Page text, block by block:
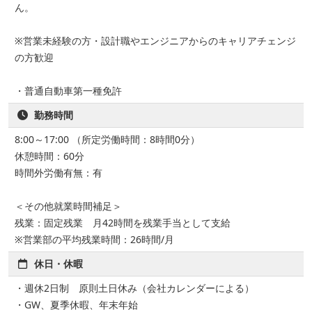
ん。
※営業未経験の方・設計職やエンジニアからのキャリアチェンジ
の方歓迎
・普通自動車第一種免許
勤務時間
8:00～17:00 （所定労働時間：8時間0分）
休憩時間：60分
時間外労働有無：有
＜その他就業時間補足＞
残業：固定残業 月42時間を残業手当として支給
※営業部の平均残業時間：26時間/月
休日・休暇
・週休2日制 原則土日休み（会社カレンダーによる）
・GW、夏季休暇、年末年始